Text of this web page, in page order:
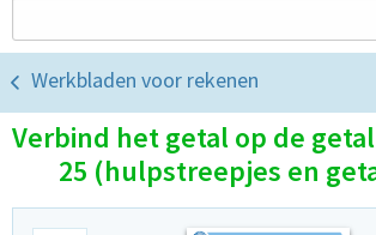
Werkbladen voor rekenen
Verbind het getal op de
25 (hulpstreepjes en